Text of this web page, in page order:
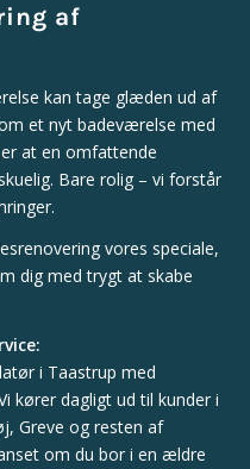
af
kan tage glæden ud af
et nyt badeværelse med
at en omfattende
Bare rolig – vi forstår
vores speciale,
dig med trygt at skabe
i Taastrup med
kører dagligt ud til kunder i
,Greve og resten af
om du bor i en ældre